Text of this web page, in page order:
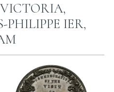
PHILIPPE IER,